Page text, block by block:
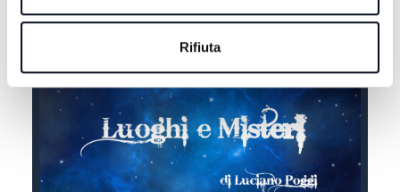
Rifiuta
EXTRA ESTATE